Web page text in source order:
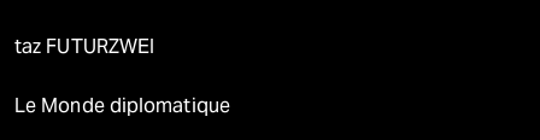
taz FUTURZWEI
Le Monde diplomatique